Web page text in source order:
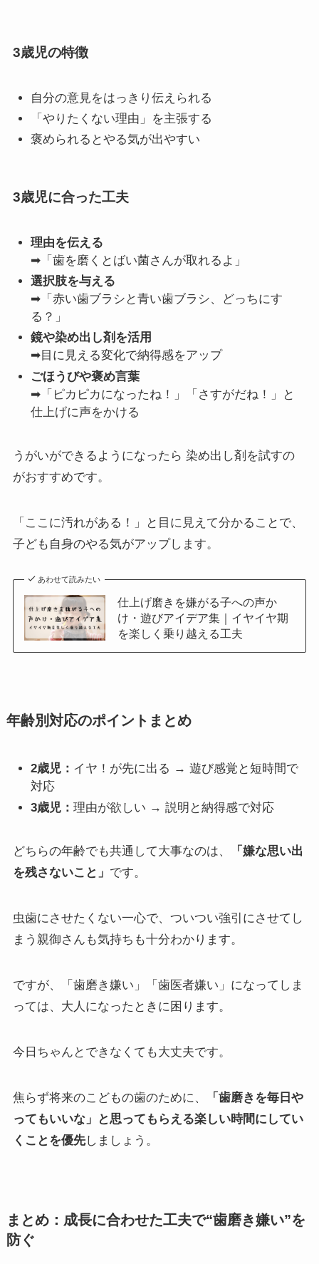
3歳児の特徴
自分の意見をはっきり伝えられる
「やりたくない理由」を主張する
褒められるとやる気が出やすい
3歳児に合った工夫
理由を伝える
➡「歯を磨くとばい菌さんが取れるよ」
選択肢を与える
➡「赤い歯ブラシと青い歯ブラシ、どっちにす
る？」
鏡や染め出し剤を活用
➡目に見える変化で納得感をアップ
ごほうびや褒め言葉
➡「ピカピカになったね！」「さすがだね！」と
仕上げに声をかける
うがいができるようになったら 染め出し剤を試すの
がおすすめです。
「ここに汚れがある！」と目に見えて分かることで、
子ども自身のやる気がアップします。
あわせて読みたい
仕上げ磨きを嫌がる子への声か
け・遊びアイデア集｜イヤイヤ期
を楽しく乗り越える工夫
年齢別対応のポイントまとめ
2歳児： イヤ！が先に出る → 遊び感覚と短時間で
対応
3歳児：理由が欲しい → 説明と納得感で対応
どちらの年齢でも共通して大事なのは、
「嫌な思い出
を残さないこと」 です。
虫歯にさせたくない一心で、ついつい強引にさせてし
まう親御さんも気持ちも十分わかります。
ですが、「歯磨き嫌い」「歯医者嫌い」になってしま
っては、大人になったときに困ります。
今日ちゃんとできなくても大丈夫です。
焦らず将来のこどもの歯のために、
「歯磨きを毎日や
ってもいいな」と思ってもらえる楽しい時間にしてい
くことを優先しましょう。
まとめ：成長に合わせた工夫で“歯磨き嫌い”を
防ぐ